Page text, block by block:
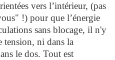
vers l’intérieur, (pas
!) pour que l’énergie
sans blocage, il n'y
tension, ni dans la
le dos. Tout est